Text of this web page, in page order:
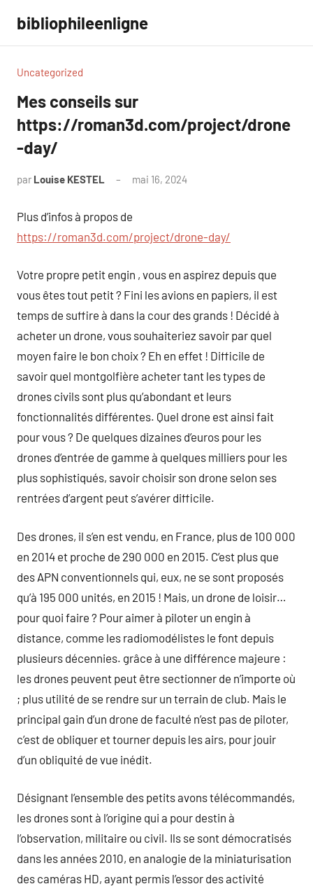
contenu
bibliophileenligne
Uncategorized
Mes conseils sur
https://roman3d.com/project/drone
-day/
par Louise KESTEL mai 16, 2024
Plus d’infos à propos de
https://roman3d.com/project/drone-day/
Votre propre petit engin , vous en aspirez depuis que
vous êtes tout petit ? Fini les avions en papiers, il est
temps de suffire à dans la cour des grands ! Décidé à
acheter un drone, vous souhaiteriez savoir par quel
moyen faire le bon choix ? Eh en effet ! Difficile de
savoir quel montgolfière acheter tant les types de
drones civils sont plus qu’abondant et leurs
fonctionnalités différentes. Quel drone est ainsi fait
pour vous ? De quelques dizaines d’euros pour les
drones d’entrée de gamme à quelques milliers pour les
plus sophistiqués, savoir choisir son drone selon ses
rentrées d’argent peut s’avérer difficile.
Des drones, il s’en est vendu, en France, plus de 100 000
en 2014 et proche de 290 000 en 2015. C’est plus que
des APN conventionnels qui, eux, ne se sont proposés
qu’à 195 000 unités, en 2015 ! Mais, un drone de loisir…
pour quoi faire ? Pour aimer à piloter un engin à
distance, comme les radiomodélistes le font depuis
plusieurs décennies. grâce à une différence majeure :
les drones peuvent peut être sectionner de n’importe où
; plus utilité de se rendre sur un terrain de club. Mais le
principal gain d’un drone de faculté n’est pas de piloter,
c’est de obliquer et tourner depuis les airs, pour jouir
d’un obliquité de vue inédit.
Désignant l’ensemble des petits avons télécommandés,
les drones sont à l’origine qui a pour destin à
l’observation, militaire ou civil. Ils se sont démocratisés
dans les années 2010, en analogie de la miniaturisation
des caméras HD, ayant permis l’essor des activité